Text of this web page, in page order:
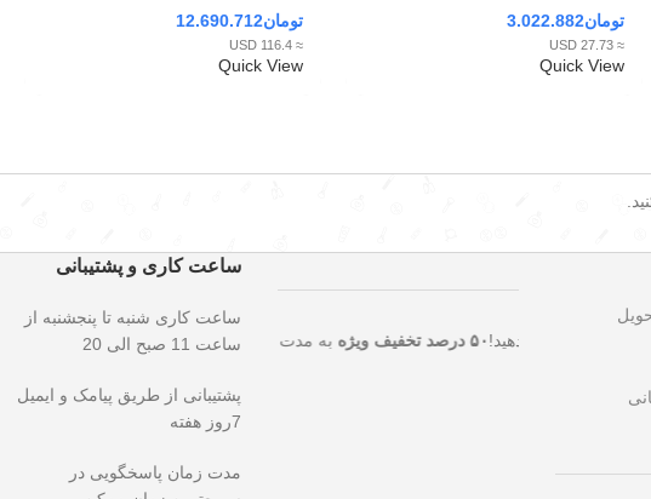
تومان3.022.882
≈ 27.73 USD
Quick View
تومان12.690.712
≈ 116.4 USD
Quick View
۵۰ درصد تخفیف ویژه به مدت محدود روی این فرصت استثنایی را از دست ندهید!
ساعت کاری و پشتیبانی
ساعت کاری شنبه تا پنجشنبه از
ساعت 11 صبح الی 20
پشتیبانی از طریق پیامک و ایمیل
7روز هفته
مدت زمان پاسخگویی در